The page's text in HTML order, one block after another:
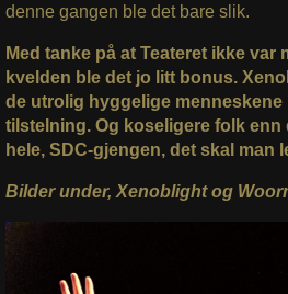
denne gangen ble det bare slik.
Med tanke på at Teateret ikke var
kvelden ble det jo litt bonus.
de utrolig hyggelige menneskene
tilstelning. Og koseligere folk enn
hele, SDC-gjengen, det skal man
Bilder under, Xenoblight og